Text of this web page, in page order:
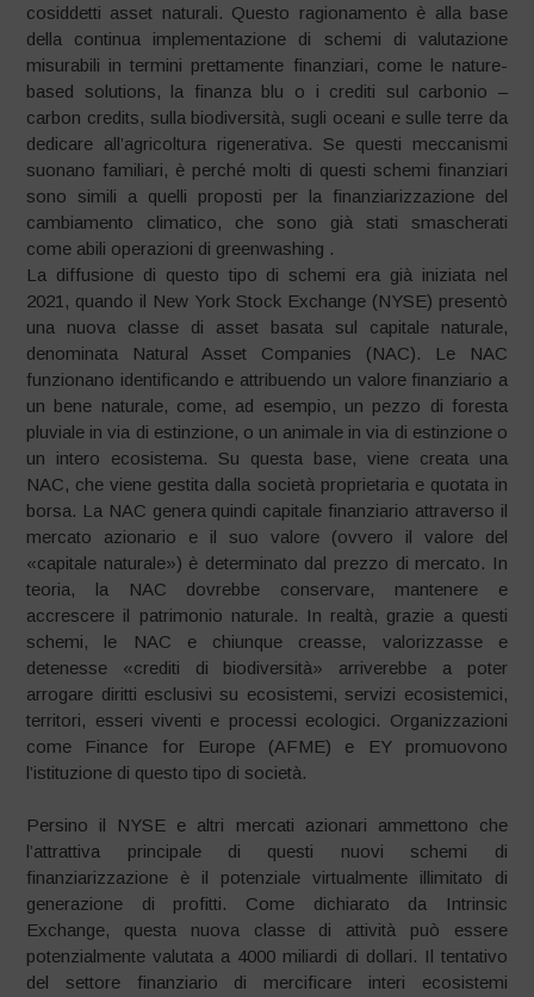
cosiddetti asset naturali. Questo ragionamento è alla base
della continua implementazione di schemi di valutazione
misurabili in termini prettamente finanziari, come le nature-
based solutions, la finanza blu o i crediti sul carbonio –
carbon credits, sulla biodiversità, sugli oceani e sulle terre da
dedicare all’agricoltura rigenerativa. Se questi meccanismi
suonano familiari, è perché molti di questi schemi finanziari
sono simili a quelli proposti per la finanziarizzazione del
cambiamento climatico, che sono già stati smascherati
come abili operazioni di greenwashing .
La diffusione di questo tipo di schemi era già iniziata nel
2021, quando il New York Stock Exchange (NYSE) presentò
una nuova classe di asset basata sul capitale naturale,
denominata Natural Asset Companies (NAC). Le NAC
funzionano identificando e attribuendo un valore finanziario a
un bene naturale, come, ad esempio, un pezzo di foresta
pluviale in via di estinzione, o un animale in via di estinzione o
un intero ecosistema. Su questa base, viene creata una
NAC, che viene gestita dalla società proprietaria e quotata in
borsa. La NAC genera quindi capitale finanziario attraverso il
mercato azionario e il suo valore (ovvero il valore del
«capitale naturale») è determinato dal prezzo di mercato. In
teoria, la NAC dovrebbe conservare, mantenere e
accrescere il patrimonio naturale. In realtà, grazie a questi
schemi, le NAC e chiunque creasse, valorizzasse e
detenesse «crediti di biodiversità» arriverebbe a poter
arrogare diritti esclusivi su ecosistemi, servizi ecosistemici,
territori, esseri viventi e processi ecologici. Organizzazioni
come Finance for Europe (AFME) e EY promuovono
l’istituzione di questo tipo di società.
Persino il NYSE e altri mercati azionari ammettono che
l’attrattiva principale di questi nuovi schemi di
finanziarizzazione è il potenziale virtualmente illimitato di
generazione di profitti. Come dichiarato da Intrinsic
Exchange, questa nuova classe di attività può essere
potenzialmente valutata a 4000 miliardi di dollari. Il tentativo
del settore finanziario di mercificare interi ecosistemi